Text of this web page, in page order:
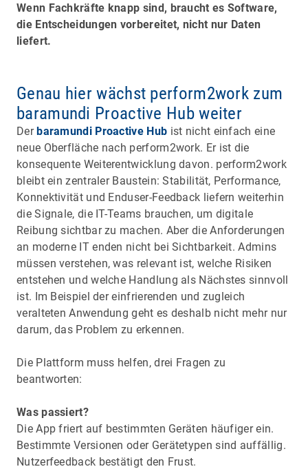
Wenn Fachkräfte knapp sind, braucht es Software,
die Entscheidungen vorbereitet, nicht nur Daten
liefert.
Genau hier wächst perform2work zum
baramundi Proactive Hub weiter
Derbaramundi Proactive Hub ist nicht einfach eine
neue Oberfläche nach perform2work. Er ist die
konsequente Weiterentwicklung davon. perform2work
bleibt ein zentraler Baustein: Stabilität, Performance,
Konnektivität und Enduser-Feedback liefern weiterhin
die Signale, die IT-Teams brauchen, um digitale
Reibung sichtbar zu machen. Aber die Anforderungen
an moderne IT enden nicht bei Sichtbarkeit. Admins
müssen verstehen, was relevant ist, welche Risiken
entstehen und welche Handlung als Nächstes sinnvoll
ist. Im Beispiel der einfrierenden und zugleich
veralteten Anwendung geht es deshalb nicht mehr nur
darum, das Problem zu erkennen.
Die Plattform muss helfen, drei Fragen zu
beantworten:
Was passiert?
Die App friert auf bestimmten Geräten häufiger ein.
Bestimmte Versionen oder Gerätetypen sind auffällig.
Nutzerfeedback bestätigt den Frust.